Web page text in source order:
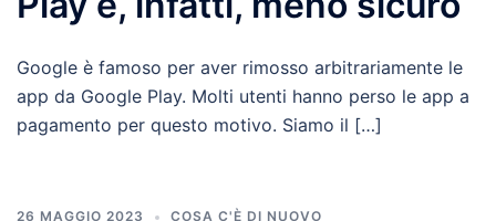
Google è famoso per aver rimosso arbitrariamente le
app da Google Play. Molti utenti hanno perso le app a
pagamento per questo motivo. Siamo il […]
26 MAGGIO 2023 COSA C'È DI NUOVO